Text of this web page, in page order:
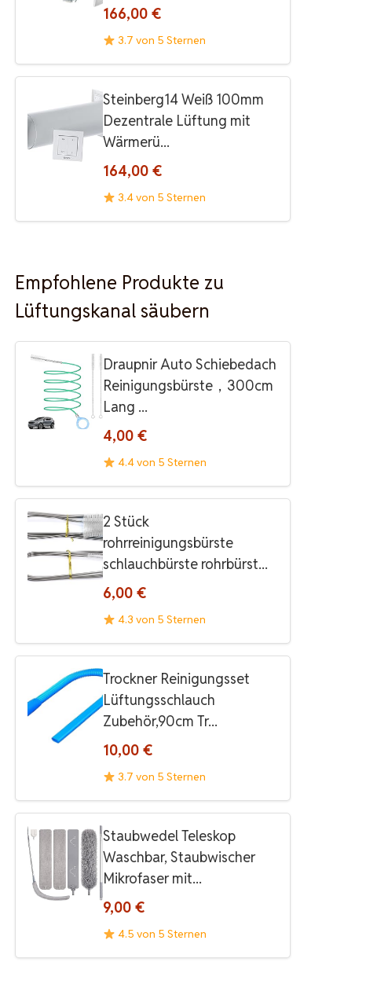
166,00 €
3.7 von 5 Sternen
Steinberg14 Weiß 100mm
Dezentrale Lüftung mit
Wärmerü...
164,00 €
3.4 von 5 Sternen
Empfohlene Produkte zu
Lüftungskanal säubern
Draupnir Auto Schiebedach
Reinigungsbürste，300cm
Lang ...
4,00 €
4.4 von 5 Sternen
2 Stück
rohrreinigungsbürste
schlauchbürste rohrbürst...
6,00 €
4.3 von 5 Sternen
Trockner Reinigungsset
Lüftungsschlauch
Zubehör,90cm Tr...
10,00 €
3.7 von 5 Sternen
Staubwedel Teleskop
Waschbar, Staubwischer
Mikrofaser mit...
9,00 €
4.5 von 5 Sternen